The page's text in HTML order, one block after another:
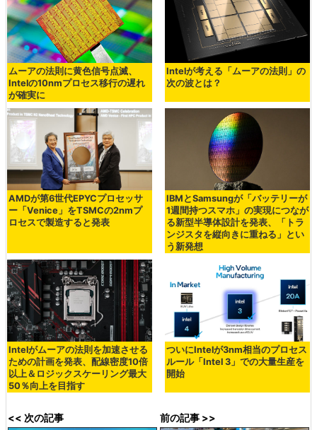
ムーアの法則に黄色信号点滅、
Intelの10nmプロセス移行の遅れ
が確実に
Intelが考える「ムーアの法則」の
次の波とは？
AMDが第6世代EPYCプロセッサ
ー「Venice」をTSMCの2nmプ
ロセスで製造すると発表
IBMとSamsungが「バッテリーが
1週間持つスマホ」の実現につなが
る新型半導体設計を発表、「トラ
ンジスタを縦向きに重ねる」とい
う新発想
Intelがムーアの法則を加速させる
ための計画を発表、配線密度10倍
以上＆ロジックスケーリング最大
50％向上を目指す
ついにIntelが3nm相当のプロセス
ルール「Intel 3」での大量生産を
開始
<< 次の記事 前の記事 >>